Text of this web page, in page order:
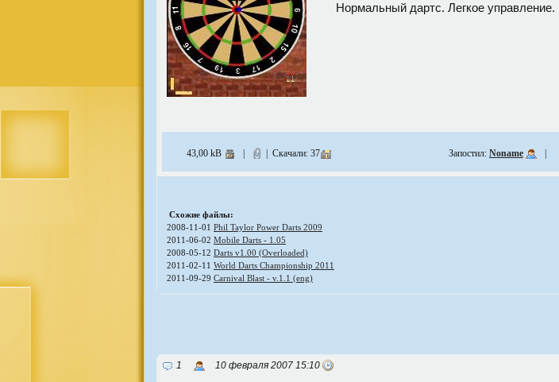
Нормальный дартс. Легкое
43,00 kB | Скачали: 37 Запостил: Noname
Схожие файлы:
2008-11-01 Phil Taylor Power Darts 2009
2011-06-02 Mobile Darts - 1.05
2008-05-12 Darts v1.00 (Overloaded)
2011-02-11 World Darts Championship 2011
2011-09-29 Carnival Blast - v.1.1 (eng)
1 10 февраля 2007 15:10